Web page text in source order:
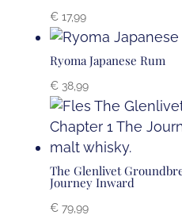
€17,99
Ryoma Japanese Rum
€38,99
The Glenlivet
Journey Inward
€79,99